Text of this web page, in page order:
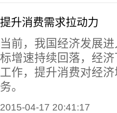
提升消费需求拉动力
当前，我国经济发展
标增速持续回落，经
工作，提升消费对经
务。
2015-04-17 20:41:17